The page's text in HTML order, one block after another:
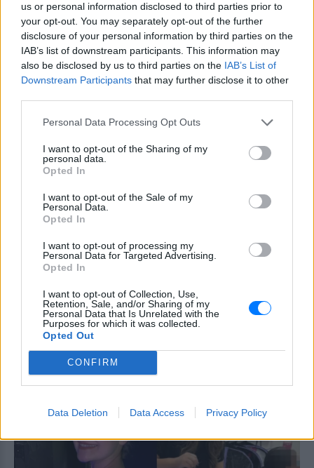
us or personal information disclosed to third parties prior to
your opt-out. You may separately opt-out of the further
disclosure of your personal information by third parties on the
IAB’s list of downstream participants. This information may
also be disclosed by us to third parties on the IAB’s List of
Downstream Participants that may further disclose it to other
Personal Data Processing Opt Outs
I want to opt-out of the Sharing of my
personal data.
Opted In
I want to opt-out of the Sale of my
Personal Data.
Opted In
I want to opt-out of processing my
Personal Data for Targeted Advertising.
Opted In
I want to opt-out of Collection, Use,
Retention, Sale, and/or Sharing of my
Personal Data that Is Unrelated with the
Purposes for which it was collected.
Opted Out
CONFIRM
Data Deletion Data Access Privacy Policy
εισιτήρια
ΣΉΜΕΡΑ
Ο υφυπουργός Υποδομών Νίκος Ταχιάος
εξήγησε γιατί τα πρώτα δρομολόγια θα
γίνονται νυχτερινές ώρες χωρίς
επιβάτες, και τι προβλέπεται για
ΗΠΑ: 15χρονος με στολή
κλόουν δολοφόνησε
ηλικιωμένο σε στάση
λεωφορείου – Βίντεο του
ΣΉΜΕΡΑ
αποτέλεσμα τον θάνατό του, σύμφωνα
με τις αρχές
κατάθεση του οδηγού –
«Κοίταξα να στρίψω αριστερά
για να γλιτώσω, δεν πρόλαβα»